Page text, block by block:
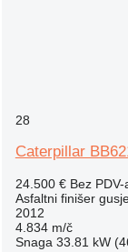
28
Caterpillar
24.500 € Bez PDV-
Asfaltni finišer
2012
4.834 m/č
Snaga 33.81 kW